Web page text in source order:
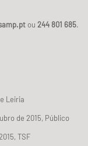
ou 244 801 685.
Leiria
de 2015, Público
TSF